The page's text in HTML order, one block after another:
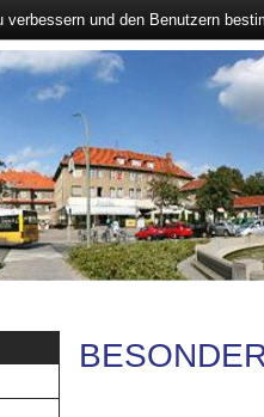
und den Benutzern